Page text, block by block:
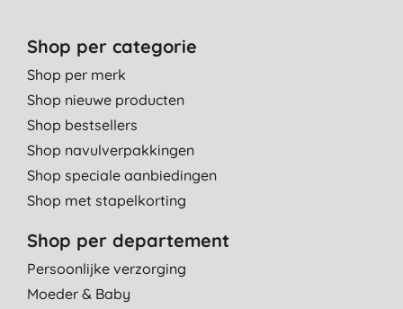
Shop per categorie
Shop per merk
Shop nieuwe producten
Shop bestsellers
Shop navulverpakkingen
Shop speciale aanbiedingen
Shop met stapelkorting
Shop per departement
Persoonlijke verzorging
Moeder & Baby